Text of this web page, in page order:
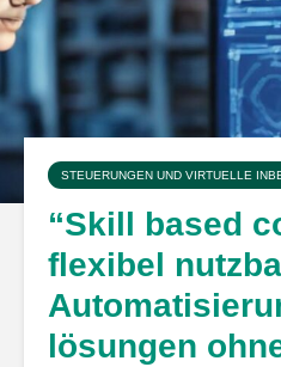
STEUERUNGEN UND VIRTUELLE
“Skill based
flexibel
lösungen